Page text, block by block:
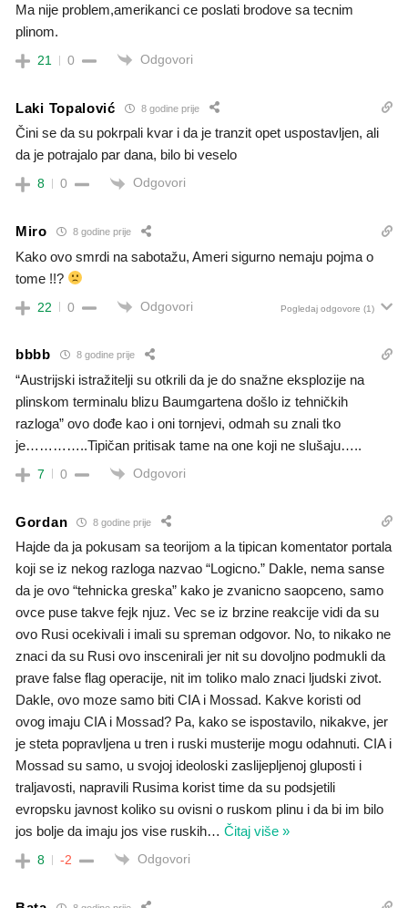
Ma nije problem,amerikanci ce poslati brodove sa tecnim
plinom.
21 0 Odgovori
Laki Topalović 8 godine prije
Čini se da su pokrpali kvar i da je tranzit opet uspostavljen, ali
da je potrajalo par dana, bilo bi veselo
8 0 Odgovori
Miro 8 godine prije
Kako ovo smrdi na sabotažu, Ameri sigurno nemaju pojma o
tome !!?
22 0 Odgovori Pogledaj odgovore (1)
bbbb 8 godine prije
“Austrijski istražitelji su otkrili da je do snažne eksplozije na
plinskom terminalu blizu Baumgartena došlo iz tehničkih
razloga” ovo dođe kao i oni tornjevi, odmah su znali tko
je…………..Tipičan pritisak tame na one koji ne slušaju…..
7 0 Odgovori
Gordan 8 godine prije
Hajde da ja pokusam sa teorijom a la tipican komentator portala
koji se iz nekog razloga nazvao “Logicno.” Dakle, nema sanse
da je ovo “tehnicka greska” kako je zvanicno saopceno, samo
ovce puse takve fejk njuz. Vec se iz brzine reakcije vidi da su
ovo Rusi ocekivali i imali su spreman odgovor. No, to nikako ne
znaci da su Rusi ovo inscenirali jer nit su dovoljno podmukli da
prave false flag operacije, nit im toliko malo znaci ljudski zivot.
Dakle, ovo moze samo biti CIA i Mossad. Kakve koristi od
ovog imaju CIA i Mossad? Pa, kako se ispostavilo, nikakve, jer
je steta popravljena u tren i ruski musterije mogu odahnuti. CIA i
Mossad su samo, u svojoj ideoloski zaslijepljenoj gluposti i
traljavosti, napravili Rusima korist time da su podsjetili
evropsku javnost koliko su ovisni o ruskom plinu i da bi im bilo
jos bolje da imaju jos vise ruskih… Čitaj više »
8 -2 Odgovori